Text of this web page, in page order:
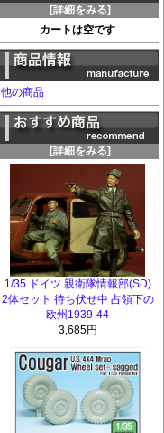
[詳細をみる]
カートは空です
他の商品
[詳細をみる]
1/35 ドイツ 親衛隊情報部(SD)
2体セット 待ち伏せ中 占領下の
欧州1939-44
3,685円